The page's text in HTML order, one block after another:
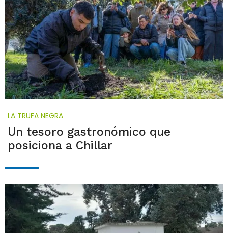
LA TRUFA NEGRA
Un tesoro gastronómico que
posiciona a Chillar